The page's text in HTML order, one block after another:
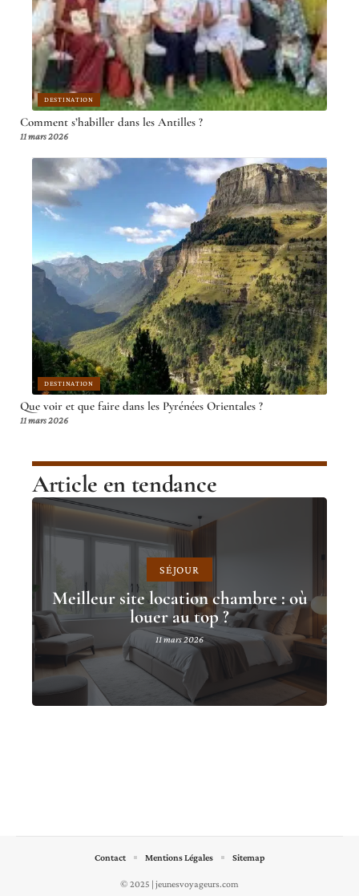
DESTINATION
Comment s’habiller dans les Antilles ?
11 mars 2026
DESTINATION
Que voir et que faire dans les Pyrénées Orientales ?
11 mars 2026
Article en tendance
SÉJOUR
Meilleur site location chambre : où
louer au top ?
11 mars 2026
© 2025 | jeunesvoyageurs.com
Contact Mentions Légales Sitemap